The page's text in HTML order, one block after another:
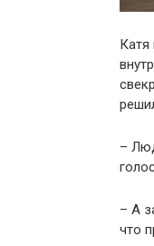
Катя
–
– А
что